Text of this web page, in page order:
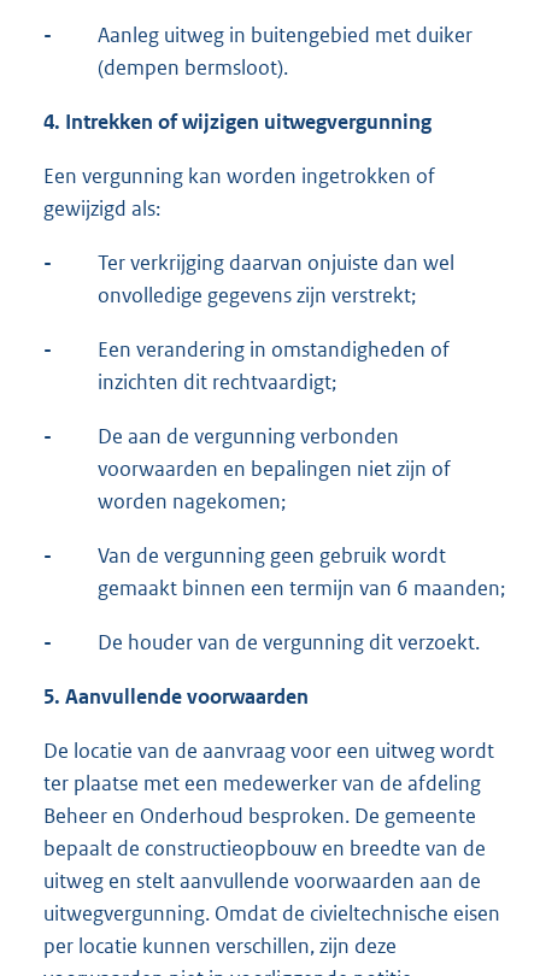
-
Aanleg uitweg in buitengebied met duiker
(dempen bermsloot).
4. Intrekken of wijzigen uitwegvergunning
Een vergunning kan worden ingetrokken of
gewijzigd als:
-
Ter verkrijging daarvan onjuiste dan wel
onvolledige gegevens zijn verstrekt;
-
Een verandering in omstandigheden of
inzichten dit rechtvaardigt;
-
De aan de vergunning verbonden
voorwaarden en bepalingen niet zijn of
worden nagekomen;
-
Van de vergunning geen gebruik wordt
gemaakt binnen een termijn van 6 maanden;
- De houder van de vergunning dit verzoekt.
5. Aanvullende voorwaarden
De locatie van de aanvraag voor een uitweg wordt
ter plaatse met een medewerker van de afdeling
Beheer en Onderhoud besproken. De gemeente
bepaalt de constructieopbouw en breedte van de
uitweg en stelt aanvullende voorwaarden aan de
uitwegvergunning. Omdat de civieltechnische eisen
per locatie kunnen verschillen, zijn deze